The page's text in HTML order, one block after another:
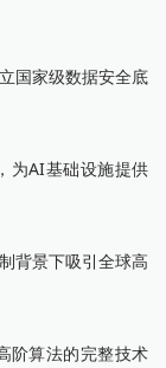
国家级数据安全底
为AI基础设施提供
背景下吸引全球高
阶算法的完整技术